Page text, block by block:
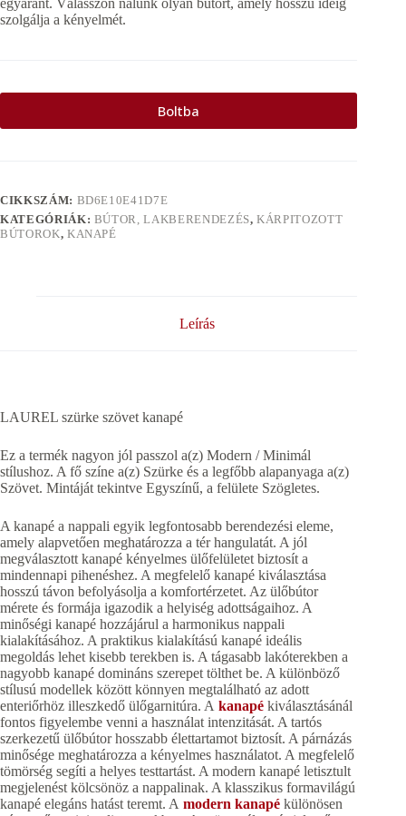
szolgálja a kényelmét.
Boltba
CIKKSZÁM: BD6E10E41D7E
KATEGÓRIÁK: BÚTOR, LAKBERENDEZÉS,KÁRPITOZOTT
BÚTOROK, KANAPÉ
Leírás
LAUREL szürke szövet kanapé
Ez a termék nagyon jól passzol a(z) Modern / Minimál
stílushoz. A fő színe a(z) Szürke és a legfőbb alapanyaga a(z)
Szövet. Mintáját tekintve Egyszínű, a felülete Szögletes.
A kanapé a nappali egyik legfontosabb berendezési eleme,
amely alapvetően meghatározza a tér hangulatát. A jól
megválasztott kanapé kényelmes ülőfelületet biztosít a
mindennapi pihenéshez. A megfelelő kanapé kiválasztása
hosszú távon befolyásolja a komfortérzetet. Az ülőbútor
mérete és formája igazodik a helyiség adottságaihoz. A
minőségi kanapé hozzájárul a harmonikus nappali
kialakításához. A praktikus kialakítású kanapé ideális
megoldás lehet kisebb terekben is. A tágasabb lakóterekben a
nagyobb kanapé domináns szerepet tölthet be. A különböző
stílusú modellek között könnyen megtalálható az adott
enteriőrhöz illeszkedő ülőgarnitúra. A kanapé kiválasztásánál
fontos figyelembe venni a használat intenzitását. A tartós
szerkezetű ülőbútor hosszabb élettartamot biztosít. A párnázás
minősége meghatározza a kényelmes használatot. A megfelelő
tömörség segíti a helyes testtartást. A modern kanapé letisztult
megjelenést kölcsönöz a nappalinak. A klasszikus formavilágú
kanapé elegáns hatást teremt. A modern kanapé különösen